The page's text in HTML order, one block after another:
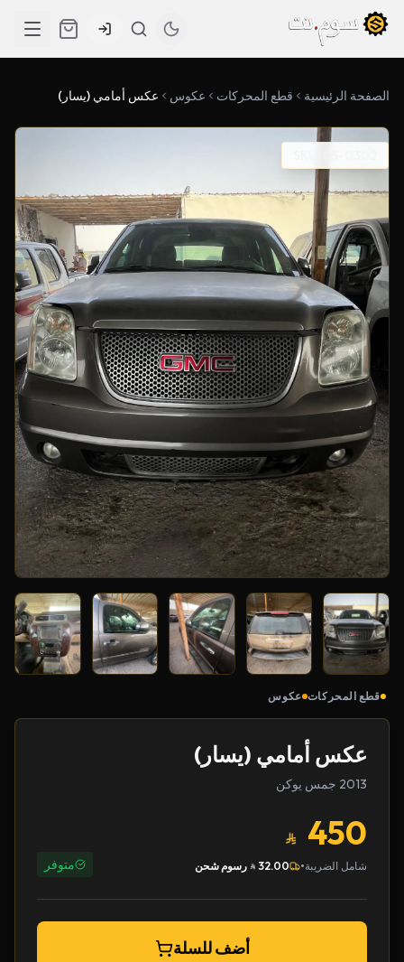
الصفحة الرئيسية قطع المحركات عكوس عكس أمامي (يسار)
قطع المحركات عكوس
عكس أمامي (يسار)
2013 جمس يوكن
450
شامل الضريبة•
32.00 رسوم شحن متوفر
أضف للسلة